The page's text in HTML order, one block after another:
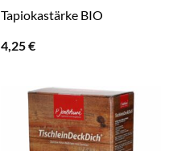
Tapiokastärke BIO
4,25€